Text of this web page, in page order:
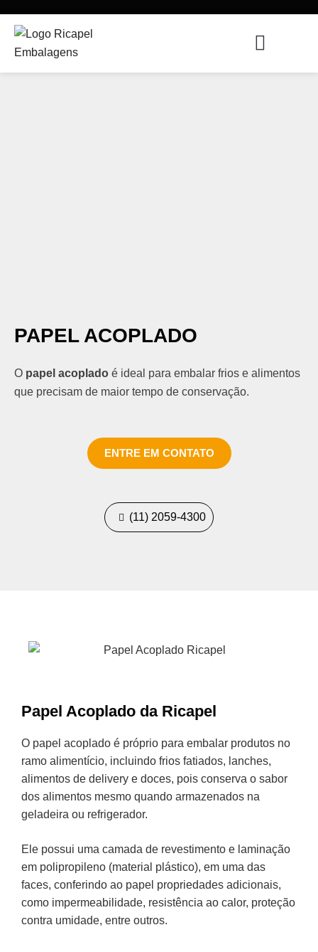
PAPEL ACOPLADO
O papel acoplado é ideal para embalar frios e alimentos
que precisam de maior tempo de conservação.
ENTRE EM CONTATO
(11) 2059-4300
Papel Acoplado da Ricapel
O papel acoplado é próprio para embalar produtos no
ramo alimentício, incluindo frios fatiados, lanches,
alimentos de delivery e doces, pois conserva o sabor
dos alimentos mesmo quando armazenados na
geladeira ou refrigerador.
Ele possui uma camada de revestimento e laminação
em polipropileno (material plástico), em uma das
faces, conferindo ao papel propriedades adicionais,
como impermeabilidade, resistência ao calor, proteção
contra umidade, entre outros.